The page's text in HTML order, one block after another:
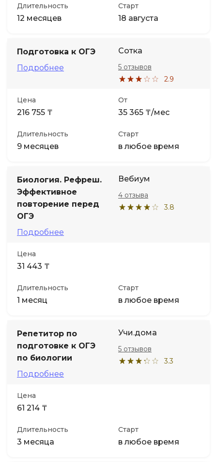
Длительность
12 месяцев
Старт
18 августа
Подготовка к ОГЭ
Подробнее
Сотка
2.9
5 отзывов
Цена
216 755 ₸
От
35 365 ₸/мес
Длительность
9 месяцев
Старт
в любое время
Биология. Рефреш.
Эффективное
повторение перед
ОГЭ
Подробнее
Вебиум
3.8
4 отзыва
Цена
31 443 ₸
Длительность
1 месяц
Старт
в любое время
Репетитор по
подготовке к ОГЭ
по биологии
Подробнее
Учи.дома
3.3
5 отзывов
Цена
61 214 ₸
Длительность
3 месяца
Старт
в любое время